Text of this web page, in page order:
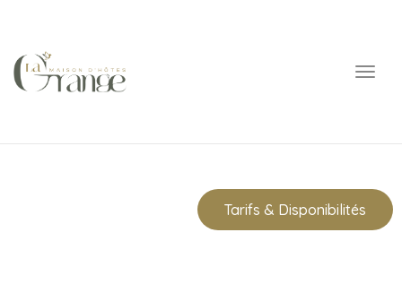
Tarifs & Disponibilités